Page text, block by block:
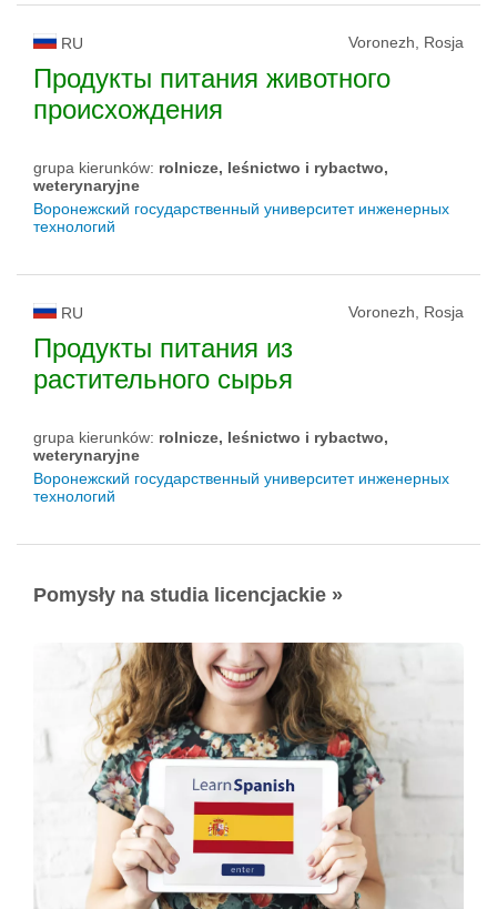
RU Voronezh, Rosja
Продукты питания животного
происхождения
grupa kierunków: rolnicze, leśnictwo i rybactwo,
weterynaryjne
Воронежский государственный университет инженерных
технологий
RU Voronezh, Rosja
Продукты питания из
растительного сырья
grupa kierunków: rolnicze, leśnictwo i rybactwo,
weterynaryjne
Воронежский государственный университет инженерных
технологий
Pomysły na studia licencjackie »